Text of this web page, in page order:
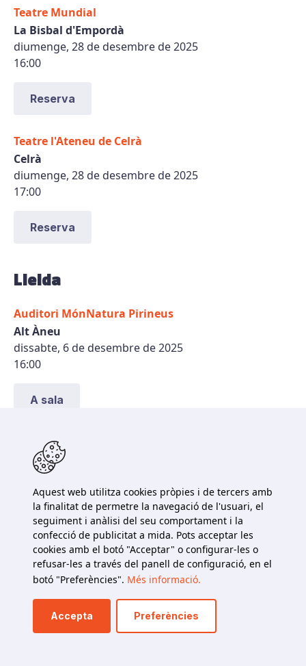
Teatre Mundial
La Bisbal d'Empordà
diumenge, 28 de desembre de 2025
16:00
Reserva
Teatre l'Ateneu de Celrà
Celrà
diumenge, 28 de desembre de 2025
17:00
Reserva
Lleida
Auditori MónNatura Pirineus
Alt Àneu
dissabte, 6 de desembre de 2025
16:00
A sala
Centre Cultural - Cubbtural
Artesa de Segre
dissabte, 6 de desembre de 2025
17:00
Reserva
Biblioteca Municipal del Pont de Suert
divendres, 12 de desembre de 2025
Aquest web utilitza cookies pròpies i de tercers amb
la finalitat de permetre la navegació de l'usuari, el
seguiment i anàlisi del seu comportament i la
confecció de publicitat a mida. Pots acceptar les
cookies amb el botó "Acceptar" o configurar-les o
refusar-les a través del panell de configuració, en el
botó "Preferències". Més informació.
Accepta Preferències